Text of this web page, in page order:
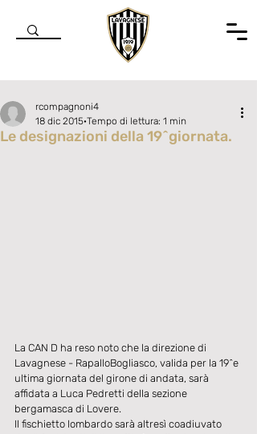
Le designazioni della 19^giornata.
rcompagnoni4
18 dic 2015 Tempo di lettura: 1 min
La CAN D ha reso noto che la direzione di
Lavagnese - RapalloBogliasco, valida per la 19^e
ultima giornata del girone di andata, sarà
affidata a Luca Pedretti della sezione
bergamasca di Lovere.
Il fischietto lombardo sarà altresì coadiuvato